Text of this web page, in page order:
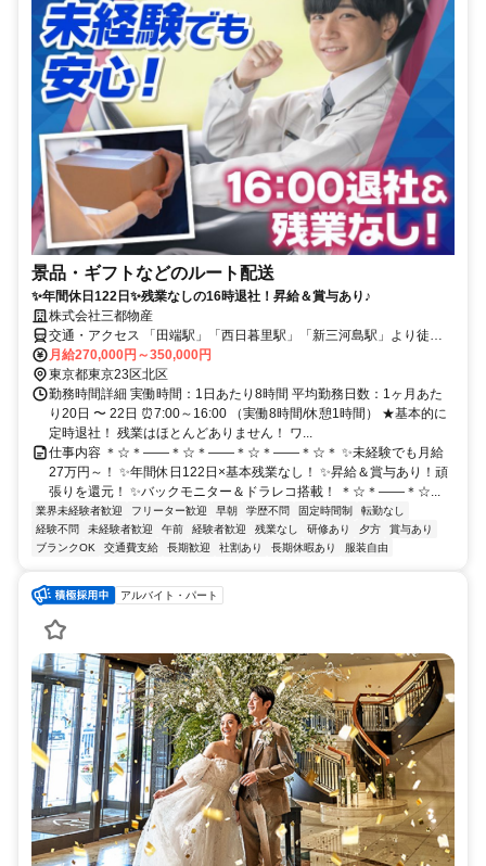
景品・ギフトなどのルート配送
✨年間休日122日✨残業なしの16時退社！昇給＆賞与あり♪
株式会社三都物産
交通・アクセス 「田端駅」「西日暮里駅」「新三河島駅」より徒歩
10分、「赤土小学校前駅」より徒歩7分
月給270,000円～350,000円
東京都東京23区北区
勤務時間詳細 実働時間：1日あたり8時間 平均勤務日数：1ヶ月あた
り20日 〜 22日 ⏰7:00～16:00 （実働8時間/休憩1時間） ★基本的に
定時退社！ 残業はほとんどありません！ ワ...
仕事内容 ＊☆＊――＊☆＊――＊☆＊――＊☆＊ ✨未経験でも月給
27万円～！ ✨年間休日122日×基本残業なし！ ✨昇給＆賞与あり！頑
張りを還元！ ✨バックモニター＆ドラレコ搭載！ ＊☆＊――＊☆...
業界未経験者歓迎 フリーター歓迎 早朝 学歴不問 固定時間制
転勤なし
経験不問
未経験者歓迎 午前 経験者歓迎 残業なし 研修あり 夕方
賞与あり
ブランクOK
交通費支給 長期歓迎 社割あり 長期休暇あり 服装自由
アルバイト・パート